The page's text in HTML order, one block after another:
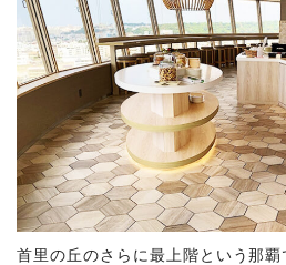
首里の丘のさらに最上階という那